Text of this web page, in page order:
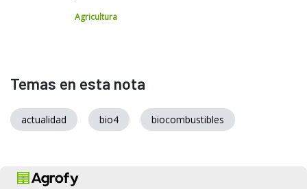
Agricultura
Temas en esta nota
actualidad bio4 biocombustibles